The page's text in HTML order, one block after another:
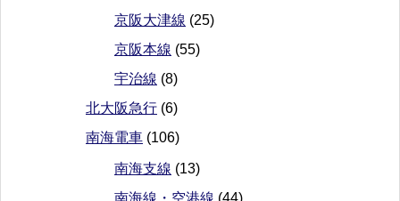
京阪大津線 (25)
京阪本線 (55)
宇治線 (8)
北大阪急行 (6)
南海電車 (106)
南海支線 (13)
南海線・空港線 (44)